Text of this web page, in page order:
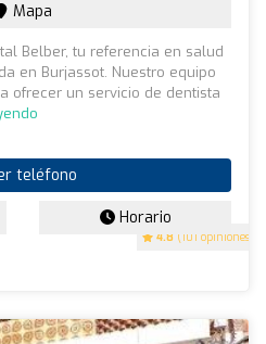
4.8 (101 opiniones)
Mapa
Belber, tu referencia en salud
en Burjassot. Nuestro equipo
ofrecer un servicio de dentista
teléfono
Horario